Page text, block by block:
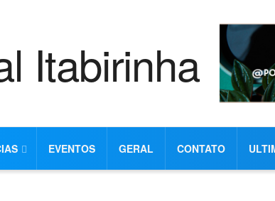
EVENTOS GERAL CONTATO